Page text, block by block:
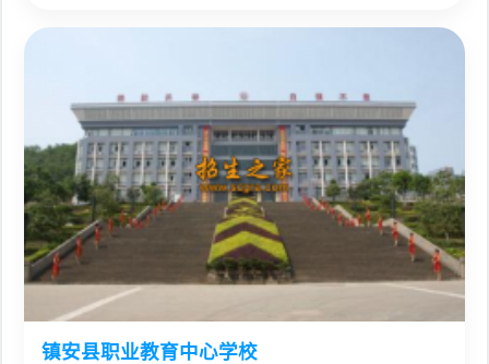
镇安县职业教育中心学校